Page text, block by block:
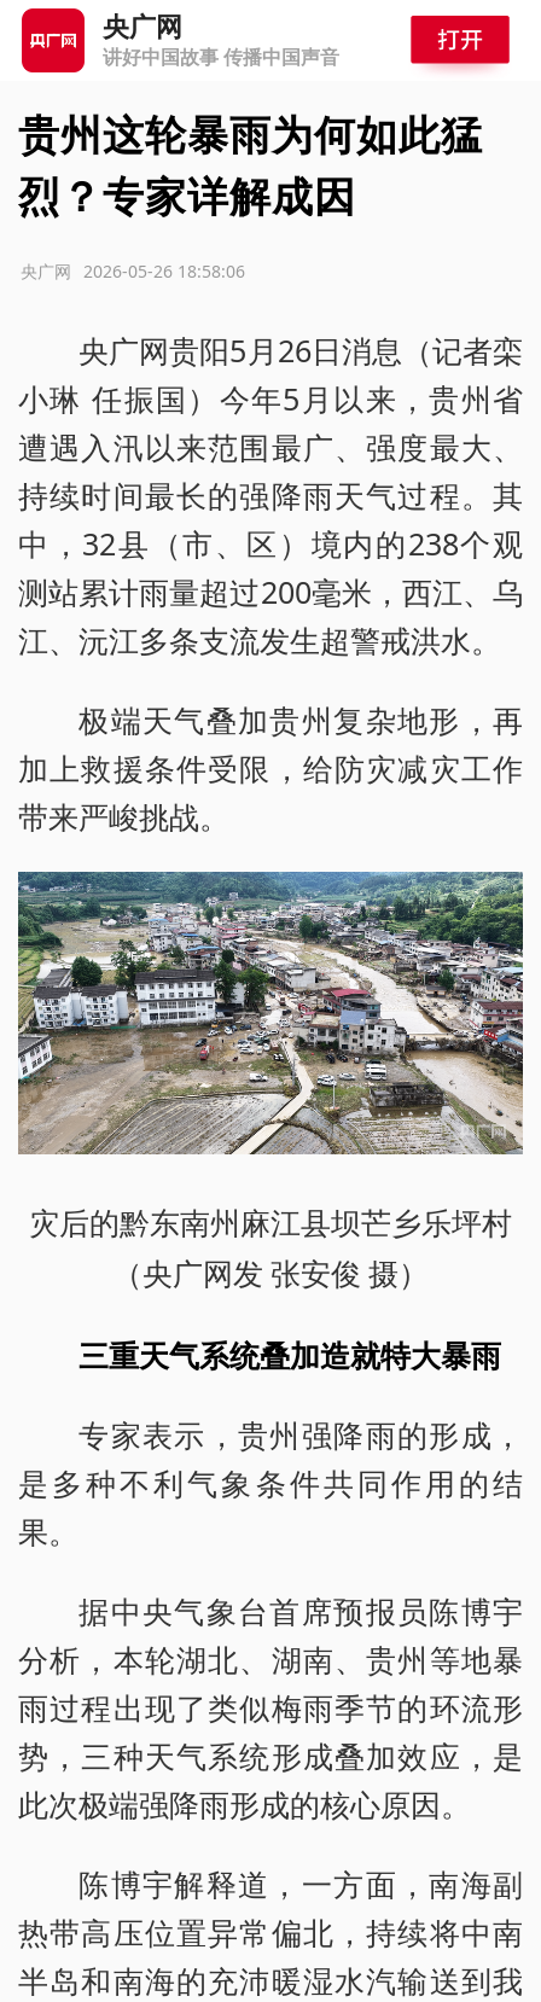
央广网
讲好中国故事 传播中国声音
贵州这轮暴雨为何如此猛
烈？专家详解成因
2026-05-26 18:58:06
央广网
央广网贵阳5月26日消息（记者栾
小琳 任振国）今年5月以来，贵州省
遭遇入汛以来范围最广、强度最大、
持续时间最长的强降雨天气过程。其
中，32县（市、区）境内的238个观
测站累计雨量超过200毫米，西江、乌
江、沅江多条支流发生超警戒洪水。
极端天气叠加贵州复杂地形，再
加上救援条件受限，给防灾减灾工作
带来严峻挑战。
灾后的黔东南州麻江县坝芒乡乐坪村
（央广网发 张安俊 摄）
三重天气系统叠加造就特大暴雨
专家表示，贵州强降雨的形成，
是多种不利气象条件共同作用的结
果。
据中央气象台首席预报员陈博宇
分析，本轮湖北、湖南、贵州等地暴
雨过程出现了类似梅雨季节的环流形
势，三种天气系统形成叠加效应，是
此次极端强降雨形成的核心原因。
陈博宇解释道，一方面，南海副
热带高压位置异常偏北，持续将中南
半岛和南海的充沛暖湿水汽输送到我